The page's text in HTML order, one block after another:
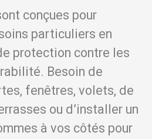
conçues pour
particuliers en
protection contre les
Besoin de
fenêtres, volets, de
ou d’installer un
à vos côtés pour